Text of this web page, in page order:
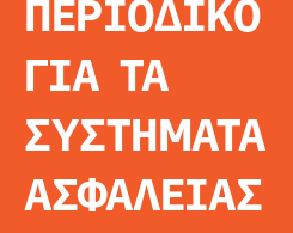
ΠΕΡΙΟΔΙΚΟ
ΓΙΑ ΤΑ
ΣΥΣΤΗΜΑΤΑ
ΑΣΦΑΛΕΙΑΣ